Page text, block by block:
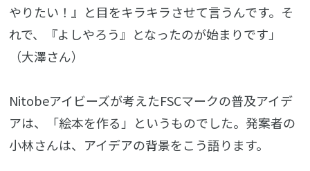
やりたい！』と目をキラキラさせて言うんです。そ
れで、『よしやろう』となったのが始まりです」
（大澤さん）
Nitobeアイビーズが考えたFSCマークの普及アイデ
アは、「絵本を作る」というものでした。発案者の
小林さんは、アイデアの背景をこう語ります。